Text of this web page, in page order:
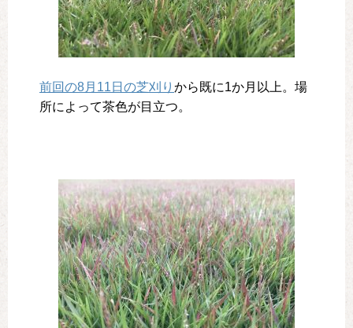
前回の8月11日の芝刈り から既に1か月以上。場
所によって茶色が目立つ。